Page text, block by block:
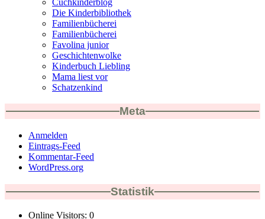
Die Kinderbibliothek
Familienbücherei
Familienbücherei
Favolina junior
Geschichtenwolke
Kinderbuch Liebling
Mama liest vor
Schatzenkind
Meta
Anmelden
Eintrags-Feed
Kommentar-Feed
WordPress.org
Statistik
Online Visitors: 0